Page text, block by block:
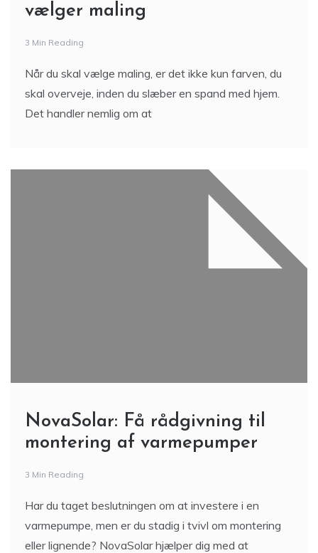
vælger maling
3 Min Reading
Når du skal vælge maling, er det ikke kun farven, du
skal overveje, inden du slæber en spand med hjem.
Det handler nemlig om at
NovaSolar: Få rådgivning til
montering af varmepumper
3 Min Reading
Har du taget beslutningen om at investere i en
varmepumpe, men er du stadig i tvivl om montering
eller lignende? NovaSolar hjælper dig med at